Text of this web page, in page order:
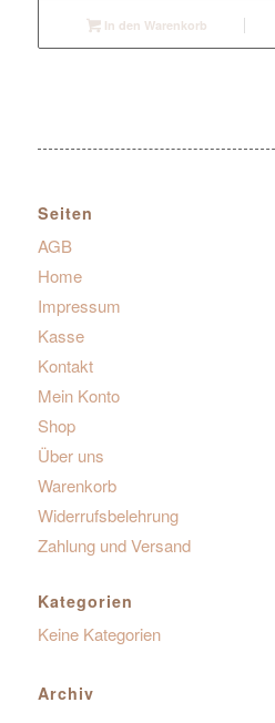
In den Warenkorb
Seiten
AGB
Home
Impressum
Kasse
Kontakt
Mein Konto
Shop
Über uns
Warenkorb
Widerrufsbelehrung
Zahlung und Versand
Kategorien
Keine Kategorien
Archiv